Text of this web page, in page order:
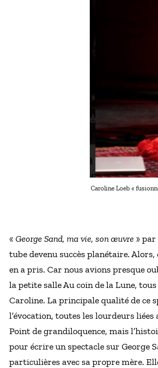
Caroline Loeb «
« George Sand, ma vie, son œuvre »
tube devenu succès planétaire.
en a pris. Car nous avions presque
la petite salle Au coin de la Lune,
Caroline. La principale qualité de ce
l’évocation, toutes les lourdeurs
Point de grandiloquence, mais
pour écrire un spectacle sur George
particulières avec sa propre mère.